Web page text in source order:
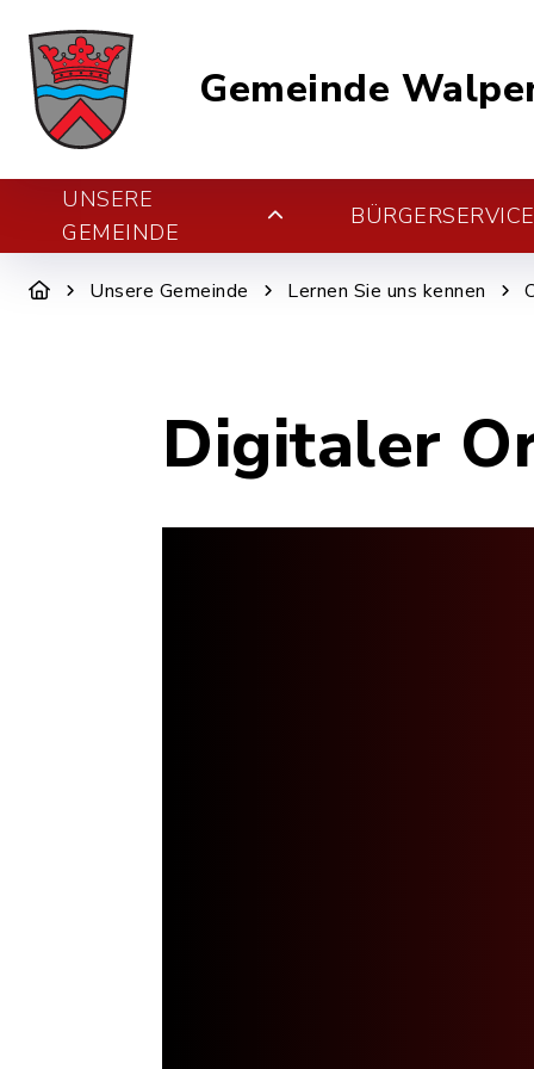
Gemeinde
UNSERE
GEMEINDE
BÜRGERSERVICE
Unsere Gemeinde Lernen Sie uns kennen
Digitaler